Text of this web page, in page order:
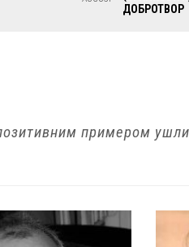
ДОБРОТВОР
примером